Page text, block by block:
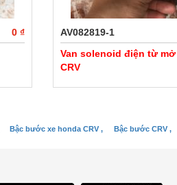
0 ₫ AV082819-1
Van solenoid điện từ
CRV
Bậc bước xe honda CRV , Bậc bước CRV ,